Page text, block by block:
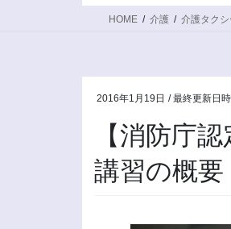
HOME 介護 介護タク
2016年1月19日 / 最終更新日
【消防庁
講習の概要